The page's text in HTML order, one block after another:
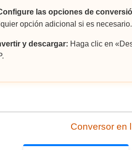
las opciones de
opción adicional si es necesario.
y descargar: Haga clic en
Conversor en